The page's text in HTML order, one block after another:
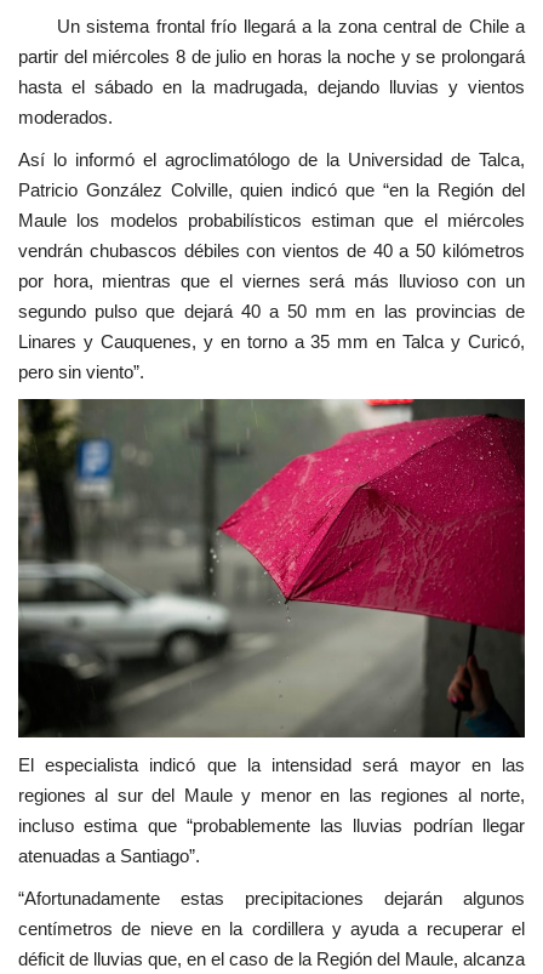
Un sistema frontal frío llegará a la zona central de Chile a
partir del miércoles 8 de julio en horas la noche y se prolongará
hasta el sábado en la madrugada, dejando lluvias y vientos
moderados.
Así lo informó el agroclimatólogo de la Universidad de Talca,
Patricio González Colville, quien indicó que “en la Región del
Maule los modelos probabilísticos estiman que el miércoles
vendrán chubascos débiles con vientos de 40 a 50 kilómetros
por hora, mientras que el viernes será más lluvioso con un
segundo pulso que dejará 40 a 50 mm en las provincias de
Linares y Cauquenes, y en torno a 35 mm en Talca y Curicó,
pero sin viento”.
El especialista indicó que la intensidad será mayor en las
regiones al sur del Maule y menor en las regiones al norte,
incluso estima que “probablemente las lluvias podrían llegar
atenuadas a Santiago”.
“Afortunadamente estas precipitaciones dejarán algunos
centímetros de nieve en la cordillera y ayuda a recuperar el
déficit de lluvias que, en el caso de la Región del Maule, alcanza